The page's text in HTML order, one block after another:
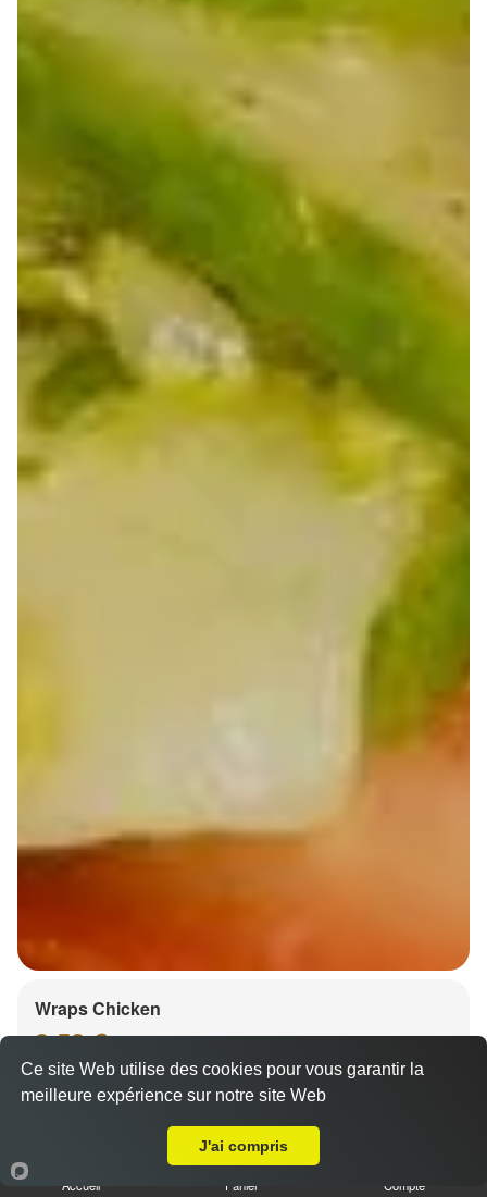
Wraps Chicken
8.50 €
Accueil Panier Compte
Ce site Web utilise des cookies pour vous garantir la
meilleure expérience sur notre site Web
J'ai compris